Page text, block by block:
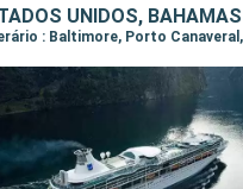
UNIDOS, BAHAMAS
: Baltimore, Porto